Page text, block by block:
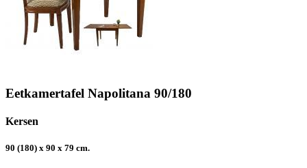
Eetkamertafel Napolitana 90/180
Kersen
90 (180) x 90 x 79 cm.